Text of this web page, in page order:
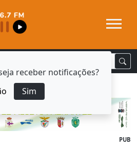
receber notificações?
Sim
PUB